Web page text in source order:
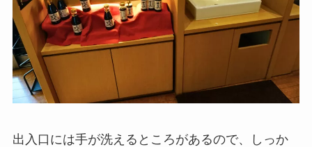
出入口には手が洗えるところがあるので、しっか